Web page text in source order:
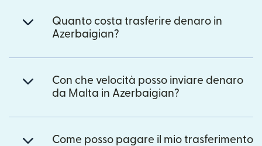
Quanto costa trasferire denaro in
Azerbaigian?
Con che velocità posso inviare denaro
da Malta in Azerbaigian?
Come posso pagare il mio trasferimento